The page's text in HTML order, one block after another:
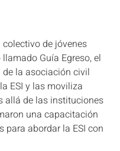
de jóvenes
Guía Egreso, el
la asociación civil
ESI y las moviliza
allá de las instituciones
una capacitación
abordar la ESI con